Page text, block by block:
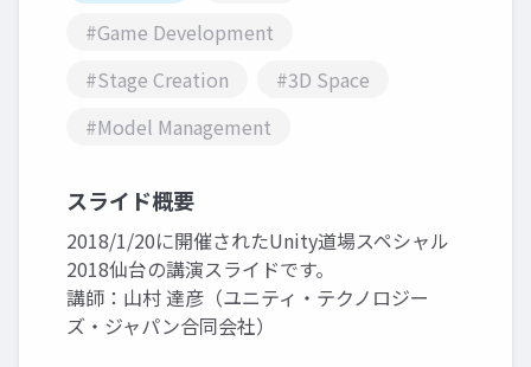
#Game Development
#Stage Creation
#3D Space
#Model Management
スライド概要
2018/1/20に開催されたUnity道場スペシャル
2018仙台の講演スライドです。
講師：山村 達彦（ユニティ・テクノロジー
ズ・ジャパン合同会社）